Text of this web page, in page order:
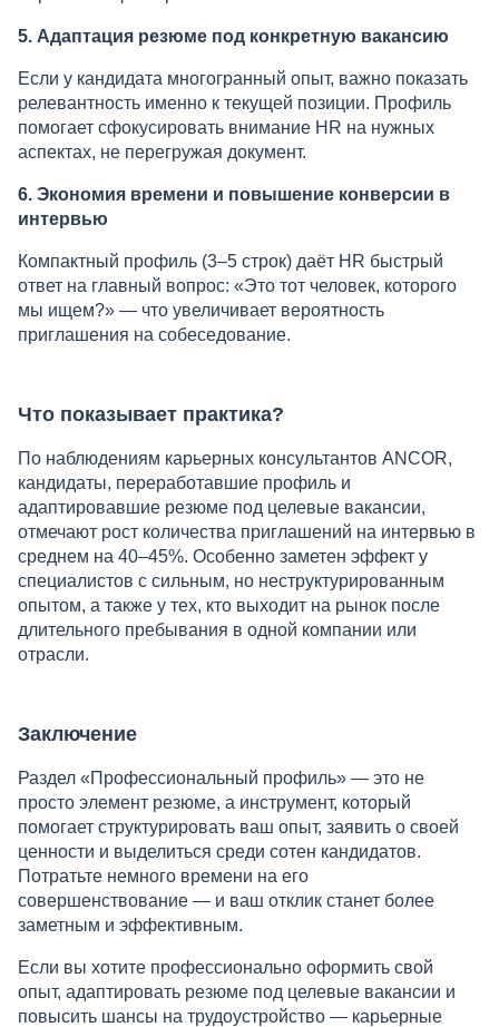
5. Адаптация резюме под конкретную вакансию
Если у кандидата многогранный опыт, важно показать
релевантность именно к текущей позиции. Профиль
помогает сфокусировать внимание HR на нужных
аспектах, не перегружая документ.
6. Экономия времени и повышение конверсии в
интервью
Компактный профиль (3–5 строк) даёт HR быстрый
ответ на главный вопрос: «Это тот человек, которого
мы ищем?» — что увеличивает вероятность
приглашения на собеседование.
Что показывает практика?
По наблюдениям карьерных консультантов ANCOR,
кандидаты, переработавшие профиль и
адаптировавшие резюме под целевые вакансии,
отмечают рост количества приглашений на интервью в
среднем на 40–45%. Особенно заметен эффект у
специалистов с сильным, но неструктурированным
опытом, а также у тех, кто выходит на рынок после
длительного пребывания в одной компании или
отрасли.
Заключение
Раздел «Профессиональный профиль» — это не
просто элемент резюме, а инструмент, который
помогает структурировать ваш опыт, заявить о своей
ценности и выделиться среди сотен кандидатов.
Потратьте немного времени на его
совершенствование — и ваш отклик станет более
заметным и эффективным.
Если вы хотите профессионально оформить свой
опыт, адаптировать резюме под целевые вакансии и
повысить шансы на трудоустройство — карьерные